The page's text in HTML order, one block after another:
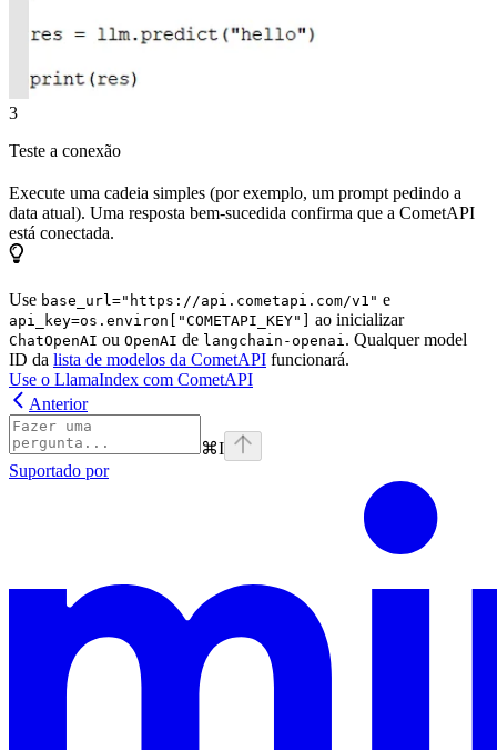
3
Teste a conexão
Execute uma cadeia simples (por exemplo, um prompt pedindo a
data atual). Uma resposta bem-sucedida confirma que a CometAPI
está conectada.
Use base_url="https://api.cometapi.com/v1" e
api_key=os.environ["COMETAPI_KEY"] ao inicializar
ChatOpenAI ou OpenAI de langchain-openai. Qualquer model
ID da lista de modelos da CometAPI funcionará.
Use o LlamaIndex com CometAPI
Anterior
⌘I
Suportado por